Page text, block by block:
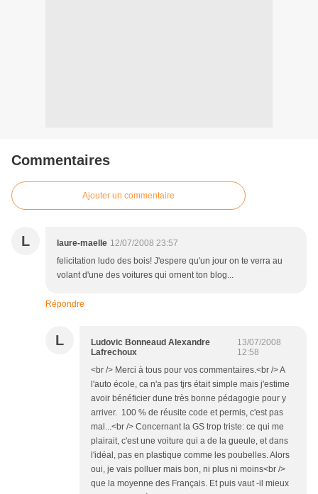
Commentaires
Ajouter un commentaire
L laure-maelle 12/07/2008 23:57
felicitation ludo des bois! J'espere qu'un jour on te verra au
volant d'une des voitures qui ornent ton blog...
Répondre
L
Ludovic Bonneaud Alexandre
Lafrechoux
13/07/2008
12:58
<br /> Merci à tous pour vos commentaires.<br /> A
l'auto école, ca n'a pas tjrs était simple mais j'estime
avoir bénéficier dune très bonne pédagogie pour y
arriver. 100 % de réusite code et permis, c'est pas
mal...<br /> Concernant la GS trop triste: ce qui me
plairait, c'est une voiture qui a de la gueule, et dans
l'idéal, pas en plastique comme les poubelles. Alors
oui, je vais polluer mais bon, ni plus ni moins<br />
que la moyenne des Français. Et puis vaut -il mieux